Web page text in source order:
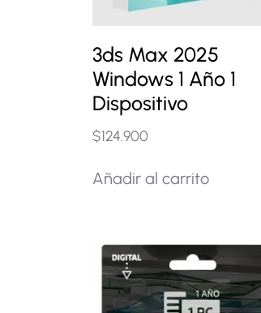
3ds Max 2025
Windows 1 Año 1
Dispositivo
$124.900
Añadir al carrito